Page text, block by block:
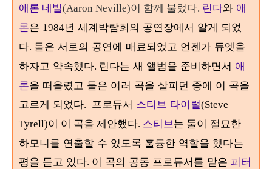
애론 네빌(Aaron Neville)이 함께 불렀다. 린다와 애
론은 1984년 세계박람회의 공연장에서 알게 되었
다. 둘은 서로의 공연에 매료되었고 언젠가 듀엣을
하자고 약속했다. 린다는 새 앨범을 준비하면서 애
론을 떠올렸고 둘은 여러 곡을 살피던 중에 이 곡을
고르게 되었다. 프로듀서 스티브 타이럴(Steve
Tyrell)이 이 곡을 제안했다. 스티브 는 둘이 절묘한
하모니를 연출할 수 있도록 훌륭한 역할을 했다는
평을 듣고 있다. 이 곡의 공동 프로듀서를 맡은 피터